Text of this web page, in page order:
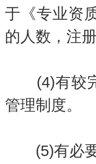
于《专业资
的人数，注
(4)有较完
管理制度。
(5)有必要